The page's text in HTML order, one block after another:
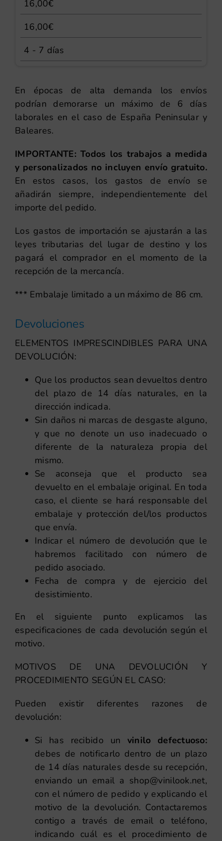
16,00€
16,00€
4 - 7 días
En épocas de alta demanda los envíos
podrían demorarse un máximo de 6 días
laborales en el caso de España Peninsular y
Baleares.
IMPORTANTE: Todos los trabajos a medida
y personalizados no incluyen envío gratuito.
En estos casos, los gastos de envío se
añadirán siempre, independientemente del
importe del pedido.
Los gastos de importación se ajustarán a las
leyes tributarias del lugar de destino y los
pagará el comprador en el momento de la
recepción de la mercancía.
*** Embalaje limitado a un máximo de 86 cm.
Devoluciones
ELEMENTOS IMPRESCINDIBLES PARA UNA
DEVOLUCIÓN:
Que los productos sean devueltos dentro
del plazo de 14 días naturales, en la
dirección indicada.
Sin daños ni marcas de desgaste alguno,
y que no denote un uso inadecuado o
diferente de la naturaleza propia del
mismo.
Se aconseja que el producto sea
devuelto en el embalaje original. En toda
caso, el cliente se hará responsable del
embalaje y protección del/los productos
que envía.
Indicar el número de devolución que le
habremos facilitado con número de
pedido asociado.
Fecha de compra y de ejercicio del
desistimiento.
En el siguiente punto explicamos las
especificaciones de cada devolución según el
motivo.
MOTIVOS DE UNA DEVOLUCIÓN Y
PROCEDIMIENTO SEGÚN EL CASO:
Pueden existir diferentes razones de
devolución:
Si has recibido un vinilo defectuoso:
debes de notificarlo dentro de un plazo
de 14 días naturales desde su recepción,
enviando un email a shop@vinilook.net,
con el número de pedido y explicando el
motivo de la devolución. Contactaremos
contigo a través de email o teléfono,
indicando cuál es el procedimiento de